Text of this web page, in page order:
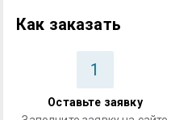
Как заказать
1
Оставьте заявку